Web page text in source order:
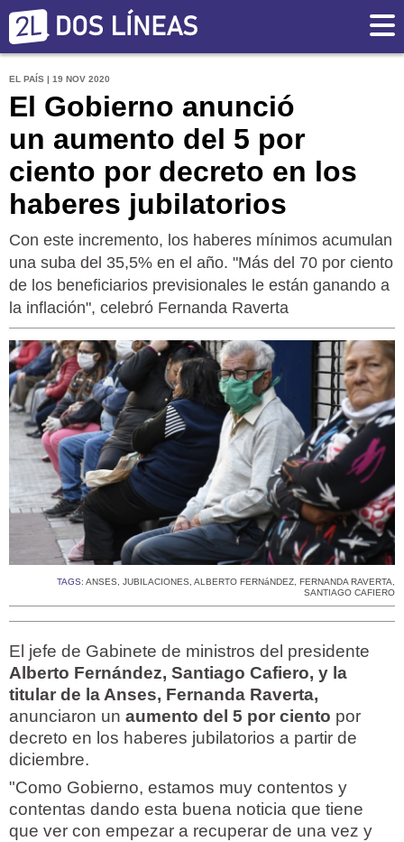
EL PAÍS | 19 NOV 2020
El Gobierno anunció
un aumento del 5 por
ciento por decreto en los
haberes jubilatorios
Con este incremento, los haberes mínimos acumulan
una suba del 35,5% en el año. "Más del 70 por ciento
de los beneficiarios previsionales le están ganando a
la inflación", celebró Fernanda Raverta
TAGS: ANSES, JUBILACIONES, ALBERTO FERNáNDEZ, FERNANDA RAVERTA,
SANTIAGO CAFIERO
El jefe de Gabinete de ministros del presidente
Alberto Fernández, Santiago Cafiero, y la
titular de la Anses, Fernanda Raverta,
anunciaron un aumento del 5 por ciento por
decreto en los haberes jubilatorios a partir de
diciembre.
"Como Gobierno, estamos muy contentos y
contentas dando esta buena noticia que tiene
que ver con empezar a recuperar de una vez y